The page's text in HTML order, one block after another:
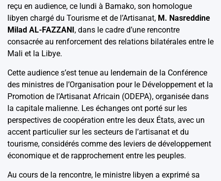
reçu en audience, ce lundi à Bamako, son homologue
libyen chargé du Tourisme et de l’Artisanat, M. Nasreddine
Milad AL-FAZZANI, dans le cadre d’une rencontre
consacrée au renforcement des relations bilatérales entre le
Mali et la Libye.
Cette audience s’est tenue au lendemain de la Conférence
des ministres de l’Organisation pour le Développement et la
Promotion de l’Artisanat Africain (ODEPA), organisée dans
la capitale malienne. Les échanges ont porté sur les
perspectives de coopération entre les deux États, avec un
accent particulier sur les secteurs de l’artisanat et du
tourisme, considérés comme des leviers de développement
économique et de rapprochement entre les peuples.
Au cours de la rencontre, le ministre libyen a exprimé sa